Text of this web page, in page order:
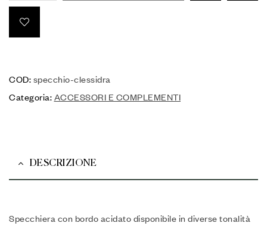
COD: specchio-clessidra
Categoria: ACCESSORI E COMPLEMENTI
DESCRIZIONE
Specchiera con bordo acidato disponibile in diverse tonalità